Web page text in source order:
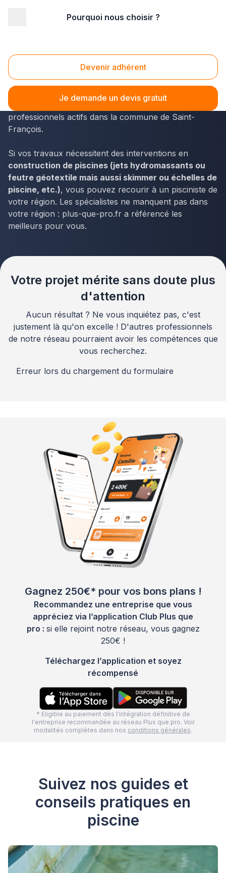
Pourquoi nous choisir ?
Devenir adhérent
Je demande un devis gratuit
Piscine Saint-François (97118)
Les piscinistes de la Guadeloupe sont sur plus-que-
pro.fr. L'annuaire répertorie notamment les
professionnels actifs dans la commune de Saint-
François.
Si vos travaux nécessitent des interventions en
construction de piscines (jets hydromassants ou
feutre géotextile mais aussi skimmer ou échelles de
piscine, etc.), vous pouvez recourir à un pisciniste de
votre région. Les spécialistes ne manquent pas dans
votre région : plus-que-pro.fr a référencé les
meilleurs pour vous.
Votre projet mérite sans doute plus
d'attention
Aucun résultat ? Ne vous inquiétez pas, c'est
justement là qu'on excelle ! D'autres professionnels
de notre réseau pourraient avoir les compétences que
vous recherchez.
Erreur lors du chargement du formulaire
Gagnez 250€* pour vos bons plans !
Recommandez une entreprise que vous
appréciez via l’application Club Plus que
pro : si elle rejoint notre réseau, vous gagnez
250€ !
Téléchargez l’application et soyez
récompensé
* Eligible au paiement dès l'intégration définitive de
l'entreprise recommandée au réseau Plus que pro. Voir
modalités complètes dans nos conditions générales.
Suivez nos guides et
conseils pratiques en
piscine